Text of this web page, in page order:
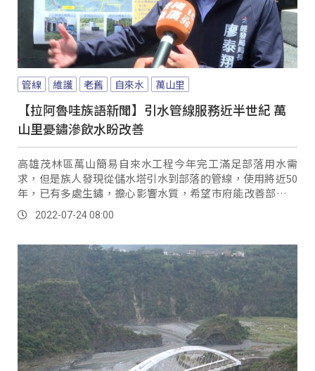
管線 維護 老舊 自來水 萬山里
【拉阿魯哇族語新聞】引水管線服務近半世紀 萬
山里憂鏽滲飲水盼改善
高雄茂林區萬山簡易自來水工程今年完工滿足部落用水需
求，但是族人發現從儲水塔引水到部落的管線，使用將近50
年，已有多處生鏽，擔心影響水質，希望市府能改善部落用
水。2022-07-24 08:00